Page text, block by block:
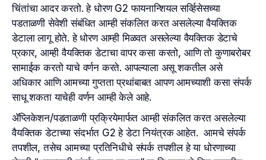
चिंतांचा आदर करतो. हे धोरण G2 फायनान्शियल सर्व्हिसेसच्या
पडताळणी सेवेशी संबंधित आम्ही संकलित करत असलेल्या वैयक्तिक
डेटाला लागू होते. हे धोरण आम्ही मिळवत असलेल्या वैयक्तिक डेटाचे
प्रकार, आम्ही वैयक्तिक डेटाचा वापर कसा करतो, आणि तो कुणाबरोबर
सामाईक करतो याचे वर्णन करते. आपल्याला असू शकतील असे
अधिकार आणि आमच्या गुप्तता प्रथांबाबत आपण आमच्याशी कसा संपर्क
साधू शकता याचेही वर्णन आम्ही केले आहे.
ॲप्लिकेशन/पडताळणी प्रक्रियेमार्फत आम्ही संकलित करत असलेल्या
वैयक्तिक डेटाच्या संदर्भात G2 हे डेटा नियंत्रक आहेत. आमचे संपर्क
तपशील, तसेच आमच्या प्रतिनिधीचे संपर्क तपशील हे या धोरणाच्या